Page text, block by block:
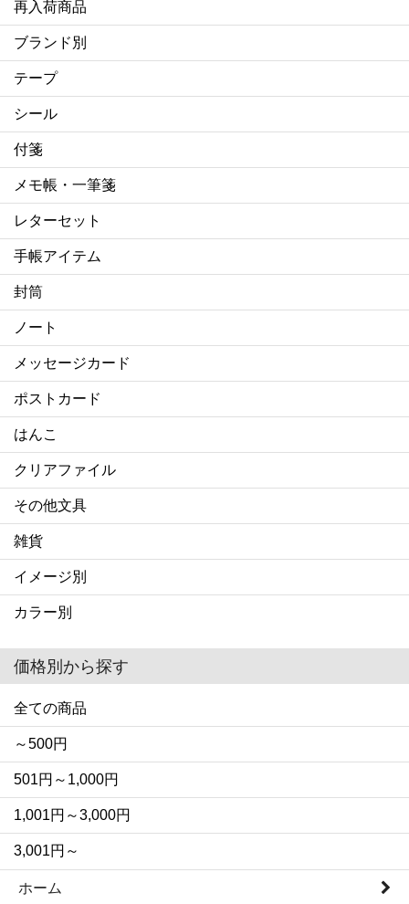
再入荷商品
ブランド別
テープ
シール
付箋
メモ帳・一筆箋
レターセット
手帳アイテム
封筒
ノート
メッセージカード
ポストカード
はんこ
クリアファイル
その他文具
雑貨
イメージ別
カラー別
価格別から探す
全ての商品
～500円
501円～1,000円
1,001円～3,000円
3,001円～
ホーム